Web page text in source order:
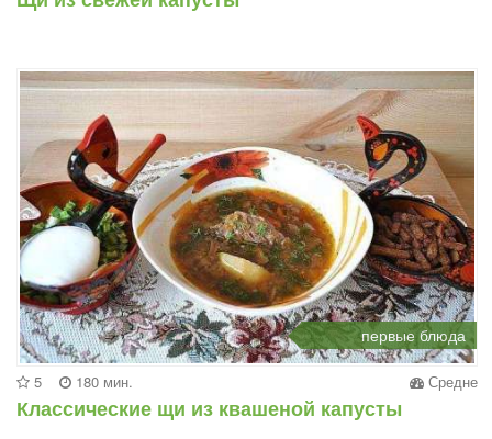
первые блюда
5 180 мин. Средне
Классические щи из квашеной капусты